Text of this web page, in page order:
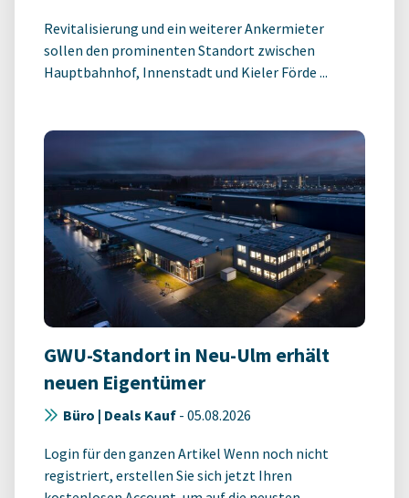
Revitalisierung und ein weiterer Ankermieter
sollen den prominenten Standort zwischen
Hauptbahnhof, Innenstadt und Kieler Förde ...
GWU-Standort in Neu-Ulm erhält
neuen Eigentümer
Büro | Deals Kauf - 05.08.2026
Login für den ganzen Artikel Wenn noch nicht
registriert, erstellen Sie sich jetzt Ihren